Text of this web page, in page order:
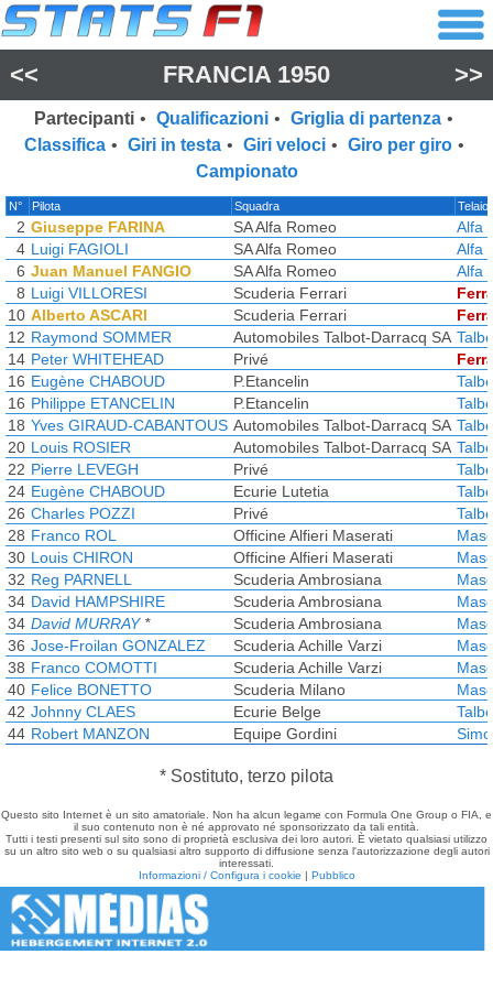
<< FRANCIA 1950 >>
Partecipanti • Qualificazioni • Griglia di partenza •
Classifica • Giri in testa • Giri veloci • Giro per giro •
Campionato
N° Pilota Squadra Telaio
2 Giuseppe FARINA SA Alfa Romeo
Alfa
4 Luigi FAGIOLI SA Alfa Romeo
Alfa
6 Juan Manuel FANGIO SA Alfa Romeo
Alfa
8 Luigi VILLORESI Scuderia Ferrari
10 Alberto ASCARI Scuderia Ferrari
12 Raymond SOMMER Automobiles Talbot-Darracq SA
14 Peter WHITEHEAD Privé
16 Eugène CHABOUD P.Etancelin
16 Philippe ETANCELIN P.Etancelin
18 Yves GIRAUD-CABANTOUS Automobiles Talbot-Darracq SA
20 Louis ROSIER Automobiles Talbot-Darracq SA
22 Pierre LEVEGH Privé
24 Eugène CHABOUD Ecurie Lutetia
26 Charles POZZI Privé
28 Franco ROL Officine Alfieri Maserati
30 Louis CHIRON Officine Alfieri Maserati
32 Reg PARNELL Scuderia Ambrosiana
34 David HAMPSHIRE Scuderia Ambrosiana
34 David MURRAY* Scuderia Ambrosiana
36 Jose-Froilan GONZALEZ Scuderia Achille Varzi
38 Franco COMOTTI Scuderia Achille Varzi
40 Felice BONETTO Scuderia Milano
42 Johnny CLAES Ecurie Belge
44 Robert MANZON Equipe Gordini
* Sostituto, terzo pilota
Questo sito Internet è un sito amatoriale. Non ha alcun legame con Formula One Group o FIA, e
il suo contenuto non è né approvato né sponsorizzato da tali entità.
Tutti i testi presenti sul sito sono di proprietà esclusiva dei loro autori. È vietato qualsiasi utilizzo
su un altro sito web o su qualsiasi altro supporto di diffusione senza l'autorizzazione degli autori
interessati.
Informazioni / Configura i cookie | Pubblico